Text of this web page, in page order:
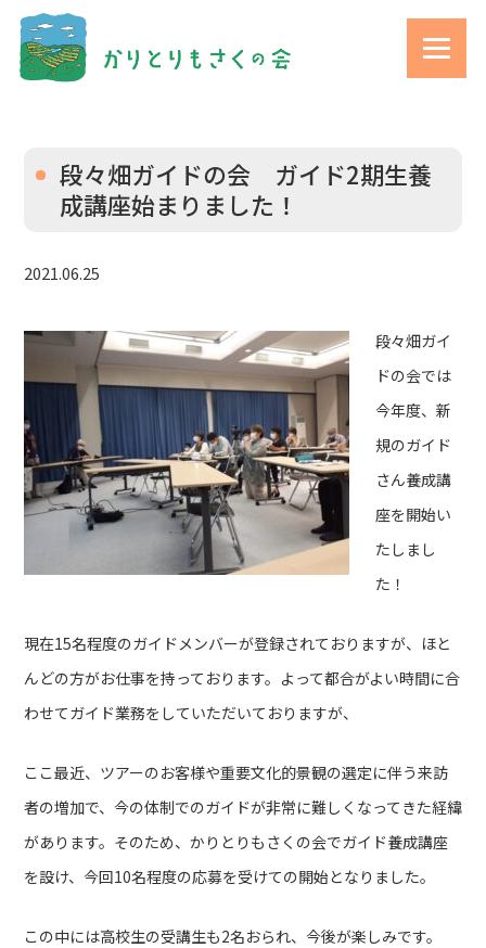
段々畑ガイドの会 ガイド2期生養
成講座始まりました！
2021.06.25
段々畑ガイ
ドの会では
今年度、新
規のガイド
さん養成講
座を開始い
たしまし
た！
現在15名程度のガイドメンバーが登録されておりますが、ほと
んどの方がお仕事を持っております。よって都合がよい時間に合
わせてガイド業務をしていただいておりますが、
ここ最近、ツアーのお客様や重要文化的景観の選定に伴う来訪
者の増加で、今の体制でのガイドが非常に難しくなってきた経緯
があります。そのため、かりとりもさくの会でガイド養成講座
を設け、今回10名程度の応募を受けての開始となりました。
この中には高校生の受講生も2名おられ、今後が楽しみです。